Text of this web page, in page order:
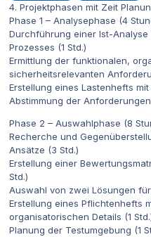
4. Projektphasen mit Zeit
Phase 1 – Analysephase (4
Durchführung einer Ist-
Prozesses (1 Std.)
Ermittlung der funktionalen,
sicherheitsrelevanten
Erstellung eines Lastenhefts
Abstimmung der
Phase 2 – Auswahlphase (8
Recherche und
Ansätze (3 Std.)
Erstellung einer
Std.)
Auswahl von zwei Lösungen
Erstellung eines Pflichtenhefts
organisatorischen Details (1
Planung der Testumgebung (1